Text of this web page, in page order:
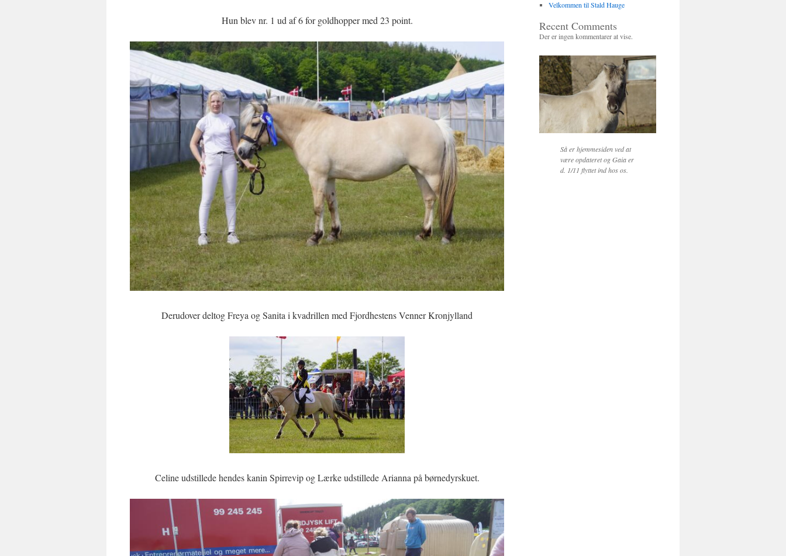
Hun blev nr. 1 ud af 6 for goldhopper med 23 point.
Derudover deltog Freya og Sanita i kvadrillen med Fjordhestens Venner Kronjylland
Celine udstillede hendes kanin Spirrevip og Lærke udstillede Arianna på børnedyrskuet.
Velkommen til Stald Hauge
Recent Comments
Der er ingen kommentarer at vise.
Så er hjemmesiden ved at
være opdateret og Gaia er
d. 1/11 flyttet ind hos os.